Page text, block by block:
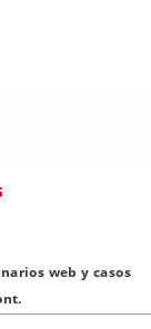
web y casos